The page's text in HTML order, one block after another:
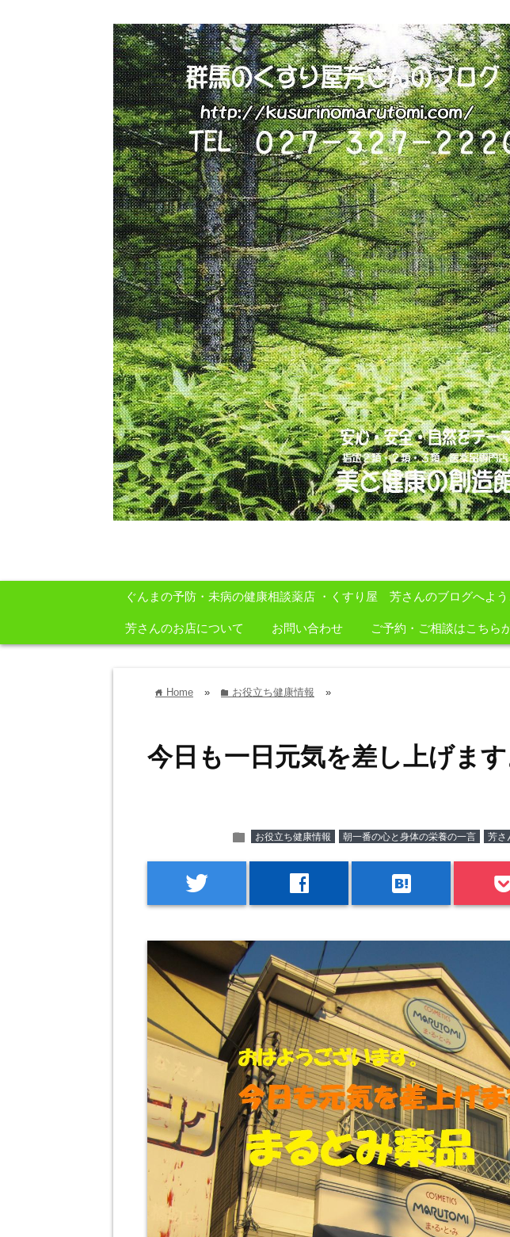
ぐんまの予防・未病の健康相談薬店 ・くすり屋 芳さんのブログへよう
芳さんのお店について お問い合わせ ご予約・ご相談はこちら
home Home » folder お役立ち健康情報 »
今日も一日元気を差し上げます
folder お役立ち健康情報 朝一番の心と身体の栄養の一言 芳さ
twitter facebook hatenabookmark